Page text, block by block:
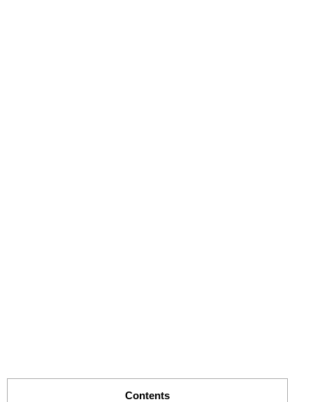
Contents